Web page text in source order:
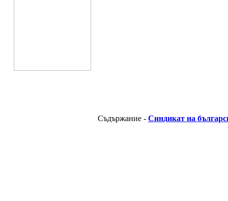
Съдържание - Синдикат на